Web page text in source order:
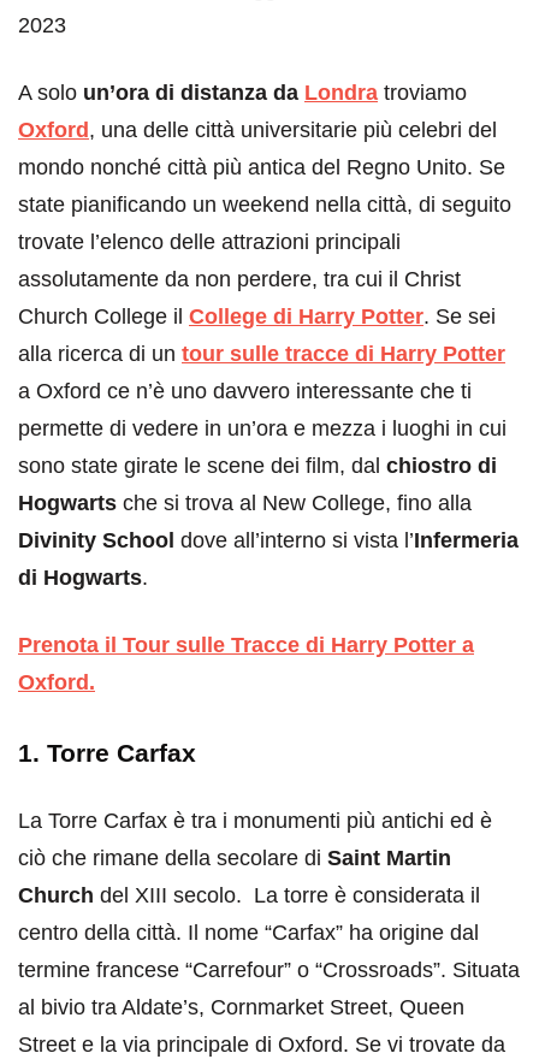
2023
A solo un’ora di distanza da Londra troviamo
Oxford, una delle città universitarie più celebri del
mondo nonché città più antica del Regno Unito. Se
state pianificando un weekend nella città, di seguito
trovate l’elenco delle attrazioni principali
assolutamente da non perdere, tra cui il Christ
Church College il College di Harry Potter. Se sei
alla ricerca di un tour sulle tracce di Harry Potter
a Oxford ce n’è uno davvero interessante che ti
permette di vedere in un’ora e mezza i luoghi in cui
sono state girate le scene dei film, dal chiostro di
Hogwarts che si trova al New College, fino alla
Divinity School dove all’interno si vista l’Infermeria
di Hogwarts.
Prenota il Tour sulle Tracce di Harry Potter a
Oxford.
1. Torre Carfax
La Torre Carfax è tra i monumenti più antichi ed è
ciò che rimane della secolare di Saint Martin
Church del XIII secolo. La torre è considerata il
centro della città. Il nome “Carfax” ha origine dal
termine francese “Carrefour” o “Crossroads”. Situata
al bivio tra Aldate’s, Cornmarket Street, Queen
Street e la via principale di Oxford. Se vi trovate da